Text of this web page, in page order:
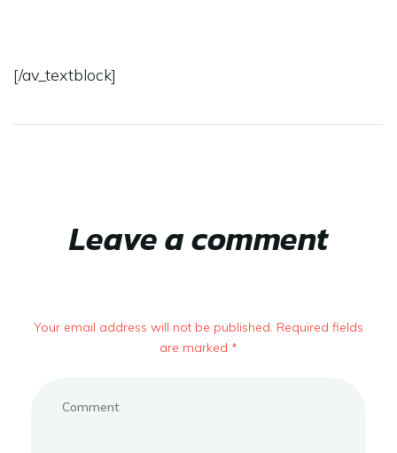
[/av_textblock]
Leave a comment
Your email address will not be published. Required fields
are marked *